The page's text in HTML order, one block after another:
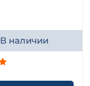
В наличии